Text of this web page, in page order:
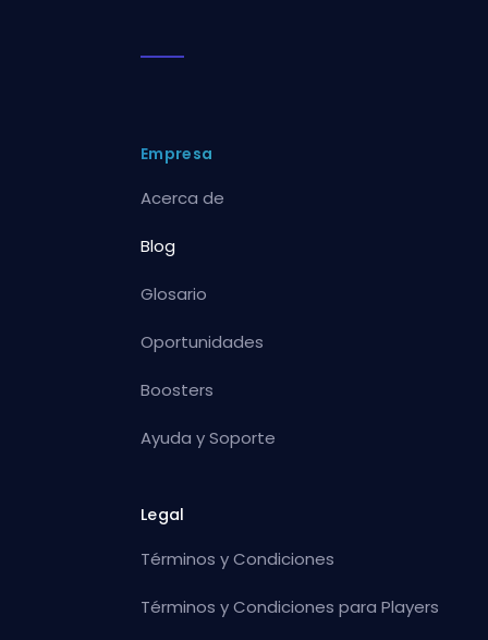
Empresa
Acerca de
Blog
Glosario
Oportunidades
Boosters
Ayuda y Soporte
Legal
Términos y Condiciones
Términos y Condiciones para Players